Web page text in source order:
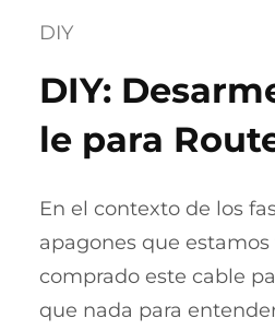
DIY
DIY:
le para
En el contexto de los
apagones que
comprado este cable
que nada para